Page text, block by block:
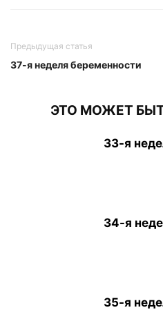
Предыдущая статья
37-я неделя беременности
ЭТО МОЖЕТ
33-я
34-я
35-я